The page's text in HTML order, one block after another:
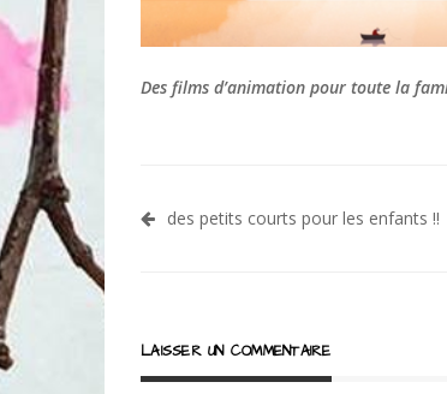
Des films d’animation pour toute la
Navigation
des petits courts pour les enfants !!
LAISSER UN COMMENTAIRE